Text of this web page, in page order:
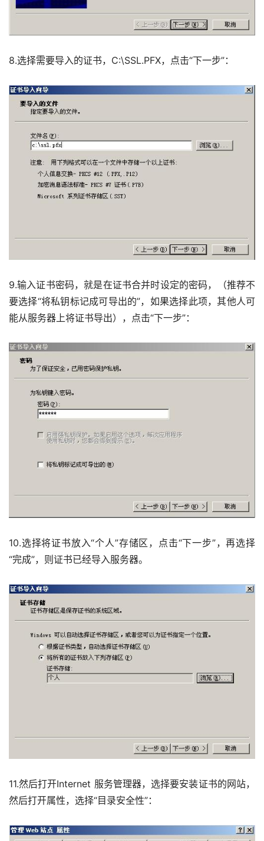
8.选择需要导入的证书，C:\SSL.PFX，点击“下一步”：
9.输入证书密码，就是在证书合并时设定的密码，（推荐不
要选择“将私钥标记成可导出的”，如果选择此项，其他人可
能从服务器上将证书导出），点击“下一步”：
10.选择将证书放入“个人”存储区，点击“下一步”，再选择
“完成”，则证书已经导入服务器。
11.然后打开Internet 服务管理器，选择要安装证书的网站，
然后打开属性，选择“目录安全性”：